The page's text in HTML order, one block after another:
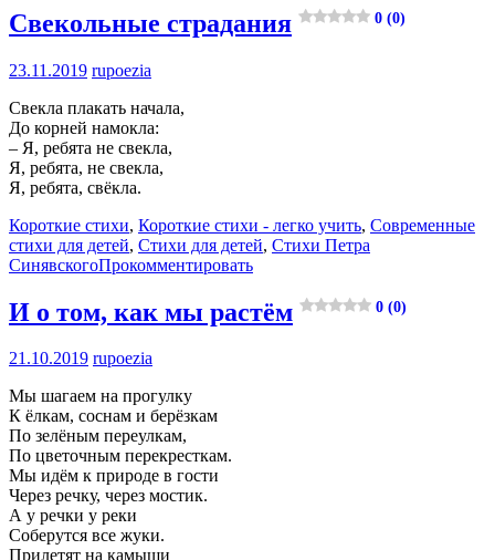
Свекольные страдания 0 (0)
23.11.2019 rupoezia
Свекла плакать начала,
До корней намокла:
– Я, ребята не свекла,
Я, ребята, не свекла,
Я, ребята, свёкла.
Короткие стихи, Короткие стихи - легко учить, Современные
стихи для детей, Стихи для детей, Стихи Петра
СинявскогоПрокомментировать
И о том, как мы растём 0 (0)
21.10.2019 rupoezia
Мы шагаем на прогулку
К ёлкам, соснам и берёзкам
По зелёным переулкам,
По цветочным перекресткам.
Мы идём к природе в гости
Через речку, через мостик.
А у речки у реки
Соберутся все жуки.
Прилетят на камыши